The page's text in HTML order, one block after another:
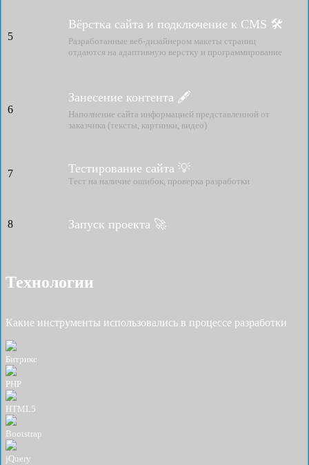
5
Вёрстка сайта и подключение к CMS 🛠
Разработанные веб-дизайнером макеты страниц
отдаются на адаптивную верстку и программирование
6
Занесение контента 🖋
Наполнение сайта информацией представленной от
заказчика (тексты, картинки, видео)
7 Тестирование сайта 💡
Тест на наличие ошибок, проверка разработки
8 Запуск проекта 🚀
Технологии
Какие инструменты использовались в процессе разработки
Битрикс
PHP
HTML5
Bootstrap
jQuery